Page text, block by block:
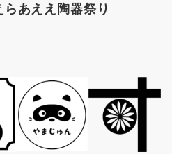
らあええ陶器祭り